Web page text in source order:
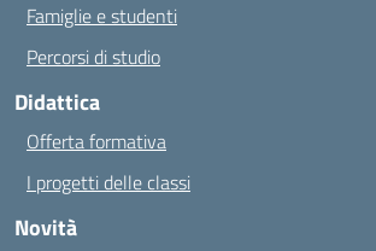
Famiglie e studenti
Percorsi di studio
Didattica
Offerta formativa
I progetti delle classi
Novità